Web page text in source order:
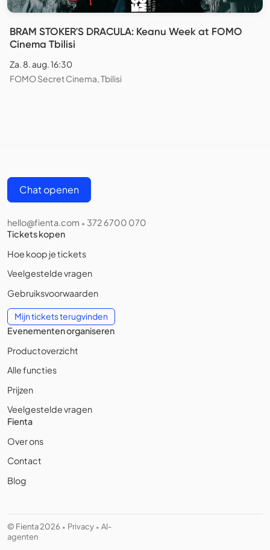
BRAM STOKER'S DRACULA: Keanu Week at FOMO
Cinema Tbilisi
Za. 8. aug. 16:30
FOMO Secret Cinema, Tbilisi
Chat openen
hello@fienta.com • 372 6700 070
Tickets kopen
Hoe koop je tickets
Veelgestelde vragen
Gebruiksvoorwaarden
Mijn tickets terugvinden
Evenementen organiseren
Productoverzicht
Alle functies
Prijzen
Veelgestelde vragen
Fienta
Over ons
Contact
Blog
© Fienta 2026 • Privacy • AI-
agenten